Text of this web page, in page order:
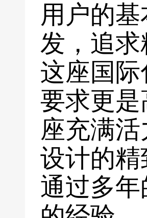
用户的
发，追
这座国
要求更
座充满
设计的
通过多